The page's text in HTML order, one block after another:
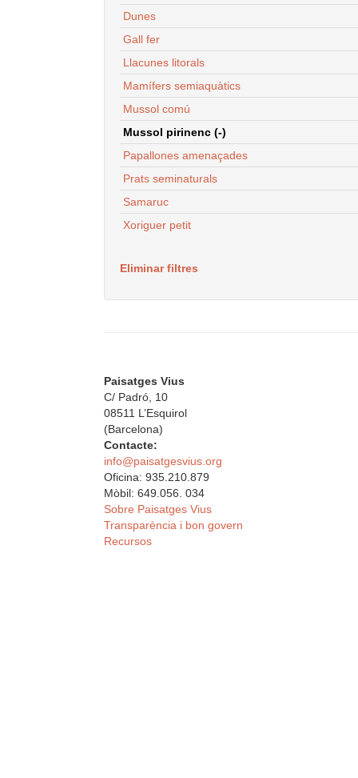
Dunes
Gall fer
Llacunes litorals
Mamífers semiaquàtics
Mussol comú
Mussol pirinenc (-)
Papallones amenaçades
Prats seminaturals
Samaruc
Xoriguer petit
Eliminar filtres
Paisatges Vius
C/ Padró, 10
08511 L’Esquirol
(Barcelona)
Contacte:
info@paisatgesvius.org
Oficina: 935.210.879
Mòbil: 649.056. 034
Sobre Paisatges Vius
Transparència i bon govern
Recursos